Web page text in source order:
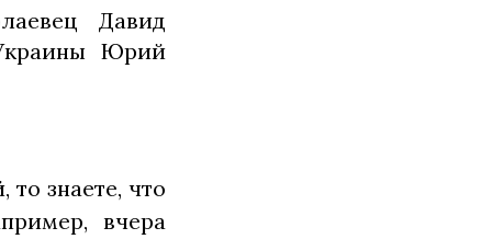
Давид
Юрий
знаете, что
вчера